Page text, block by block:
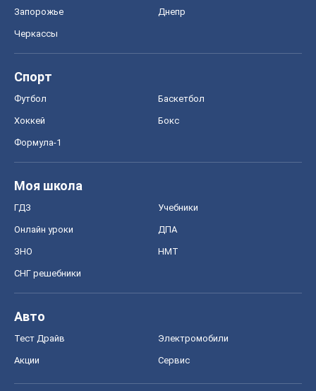
Запорожье Днепр
Черкассы
Спорт
Футбол Баскетбол
Хоккей Бокс
Формула-1
Моя школа
ГДЗ Учебники
Онлайн уроки ДПА
ЗНО НМТ
СНГ решебники
Авто
Тест Драйв Электромобили
Акции Сервис